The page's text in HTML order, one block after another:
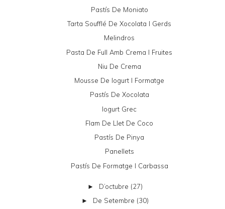
Pastís De Moniato
Tarta Soufflé De Xocolata I Gerds
Melindros
Pasta De Full Amb Crema I Fruites
Niu De Crema
Mousse De Iogurt I Formatge
Pastís De Xocolata
Iogurt Grec
Flam De Llet De Coco
Pastís De Pinya
Panellets
Pastís De Formatge I Carbassa
► D’octubre (27)
► De Setembre (30)